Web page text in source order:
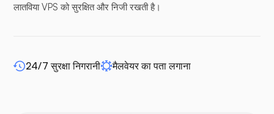
बफर पैनल
लातविया VPS को सुरक्षित और निजी रखती है।
24/7 सुरक्षा निगरानी मैलवेयर का पता लगाना